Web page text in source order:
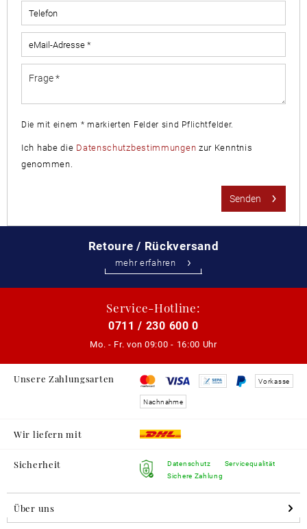
Die mit einem * markierten Felder sind Pflichtfelder.
Ich habe die Datenschutzbestimmungen zur Kenntnis
genommen.
Senden
Retoure / Rückversand
mehr erfahren
Service-Hotline:
0711 / 230 600 0
Mo. - Fr. von 09:00 - 16:00 Uhr
Unsere Zahlungsarten Vorkasse
Nachnahme
Wir liefern mit
Sicherheit
Datenschutz
Sichere Zahlung
Servicequalität
Über uns